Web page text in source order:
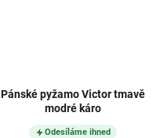
Pánské pyžamo Victor tmavě
modré káro
Odesíláme ihned